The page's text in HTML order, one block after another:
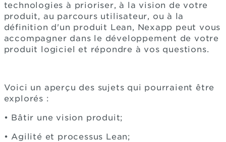
technologies à prioriser, à la vision de votre
produit, au parcours utilisateur, ou à la
définition d'un produit Lean, Nexapp peut vous
accompagner dans le développement de votre
produit logiciel et répondre à vos questions.
Voici un aperçu des sujets qui pourraient être
explorés :
• Bâtir une vision produit;
• Agilité et processus Lean;